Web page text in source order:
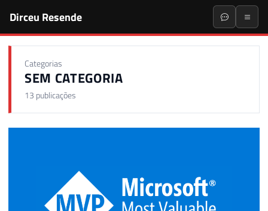
Dirceu Resende
Categorias
SEM CATEGORIA
13 publicações